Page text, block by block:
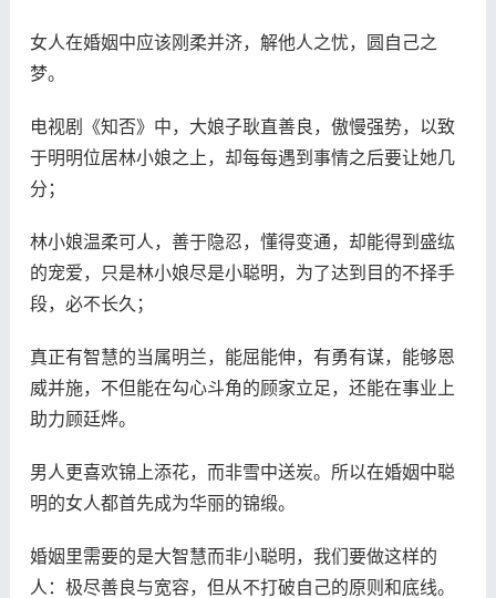
女人在婚姻中应该刚柔并济，解他人之忧，圆自己之
梦。
电视剧《知否》中，大娘子耿直善良，傲慢强势，以致
于明明位居林小娘之上，却每每遇到事情之后要让她几
分；
林小娘温柔可人，善于隐忍，懂得变通，却能得到盛纮
的宠爱，只是林小娘尽是小聪明，为了达到目的不择手
段，必不长久；
真正有智慧的当属明兰，能屈能伸，有勇有谋，能够恩
威并施，不但能在勾心斗角的顾家立足，还能在事业上
助力顾廷烨。
男人更喜欢锦上添花，而非雪中送炭。所以在婚姻中聪
明的女人都首先成为华丽的锦缎。
婚姻里需要的是大智慧而非小聪明，我们要做这样的
人：极尽善良与宽容，但从不打破自己的原则和底线。